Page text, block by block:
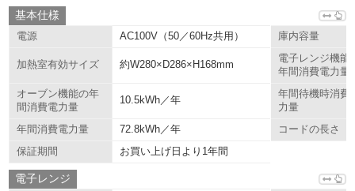
基本仕様
電源 AC100V（50／60Hz共用） 庫内容量
加熱室有効サイズ 約W280×D286×H168mm
電子レンジ機能
年間消費電力量
オーブン機能の年
間消費電力量
10.5kWh／年
年間待機時消費
力量
年間消費電力量
72.8kWh／年
コードの長さ
保証期間
お買い上げ日より1年間
電子レンジ